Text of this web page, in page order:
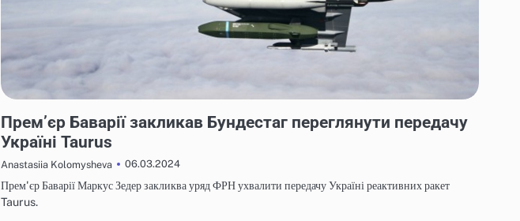
Прем’єр Баварії закликав Бундестаг переглянути передачу
Україні Taurus
Anastasiia Kolomysheva 06.03.2024
Прем'єр Баварії Маркус Зедер закликва уряд ФРН ухвалити передачу Україні реактивних ракет
Taurus.